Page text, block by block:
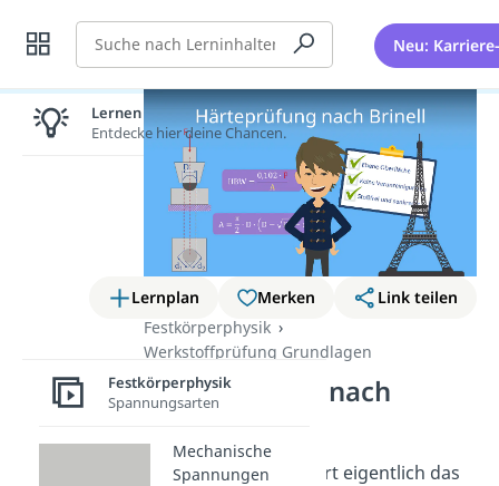
Suche Neu:
Lernplan Merken
Link teilen
Festkörperphysik
Werkstoffprüfung Grundlagen
Härteprüfung nach
Brinell
Wie genau funktioniert eigentlich das
Lernen lohnt sich!
Entdecke hier deine Chancen.
Festkörperphysik
Spannungsarten
Mechanische
Spannungen